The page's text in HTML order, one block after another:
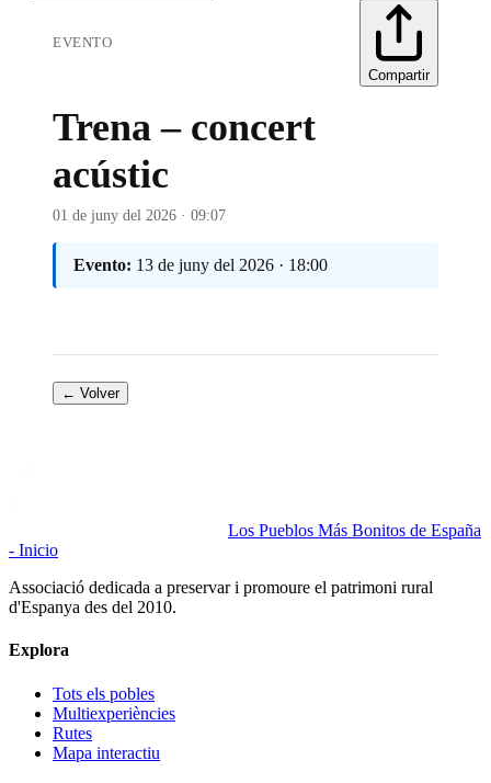
EVENTO
Compartir
Trena – concert
acústic
01 de juny del 2026 · 09:07
Evento: 13 de juny del 2026 · 18:00
← Volver
Los Pueblos Más Bonitos de España
- Inicio
Associació dedicada a preservar i promoure el patrimoni rural
d'Espanya des del 2010.
Explora
Tots els pobles
Multiexperiències
Rutes
Mapa interactiu